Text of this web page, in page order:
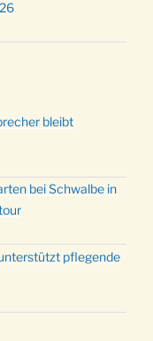
bleibt
bei Schwalbe in
pflegende